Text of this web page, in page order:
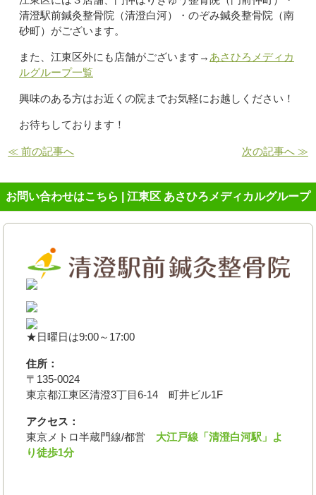
清澄駅前鍼灸整骨院（清澄白河）・のぞみ鍼灸整骨院（南
砂町）がございます。
また、江東区外にも店舗がございます→ あさひろメディカ
ルグループ一覧
興味のある方はお近くの院までお気軽にお越しください！
お待ちしております！
≪ 前の記事へ 次の記事へ ≫
お問い合わせはこちら | 江東区 あさひろメディカルグループ
★日曜日は9:00～17:00
住所：
〒135-0024
東京都江東区清澄3丁目6-14 町井ビル1F
アクセス：
東京メトロ半蔵門線/都営 大江戸線「清澄白河駅」よ
り徒歩1分